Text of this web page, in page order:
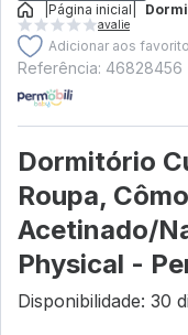
Página inicial
avalie
Adicionar aos
Referência: 46828456
Dormitório
Roupa,
Acetinado/
Physical -
Disponibilidade: 30